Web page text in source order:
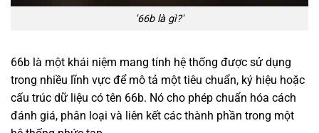
'66b là gì?'
66b là một khái niệm mang tính hệ thống được sử dụng
trong nhiều lĩnh vực để mô tả một tiêu chuẩn, ký hiệu hoặc
cấu trúc dữ liệu có tên 66b. Nó cho phép chuẩn hóa cách
đánh giá, phân loại và liên kết các thành phần trong một